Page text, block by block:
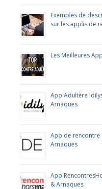
Exemples de
sur les applis de
Les Meilleures
App Adultère
Arnaques
App de rencontre
Arnaques
App
& Arnaques